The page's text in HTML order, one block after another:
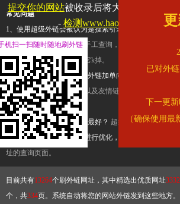
常见问题
1、使用超级外链会被认为是搜索引擎优化作弊吗？ 超
查询工具，模拟的是正常手工查询，不是作弊。如果是
推广竞争对手的网址，让它k掉。
2、网站优化单纯依靠超级外链加单向链接可行吗？
链，需要结合普通的外链以及友情链接，您可以到站长
台交换友情链接。
3、如何使用超级外链效果最好？ 超级外链不同于普通
有频繁使用超级外链工具进行优化，才能获得稳定的外链
址的查询页面。
目前共有13264个刷外链网址，其中精选出优质网址3332
个，共334页。系统自动将您的网站外链发到这些地方
提交你的网站被收录后将大幅提升流量和
- 检测www.haojiazheng.net是
已对外
下一更新
（确保使用最
机扫一扫随时随地刷外链